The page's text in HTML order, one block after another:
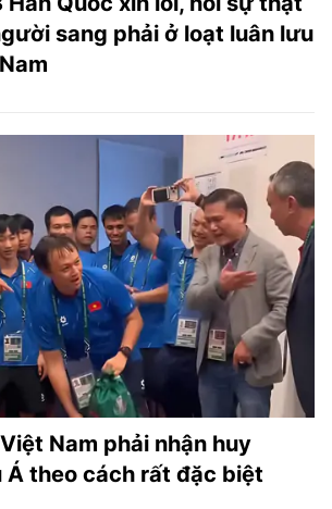
sang phải ở loạt luân lưu
Nam phải nhận huy
Á theo cách rất đặc biệt